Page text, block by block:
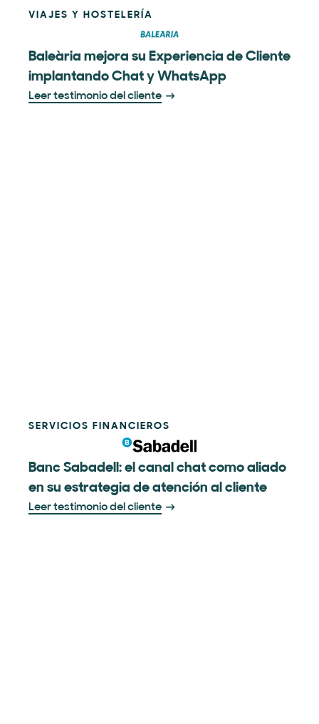
VIAJES Y HOSTELERÍA
Baleària mejora su Experiencia de Cliente
implantando Chat y WhatsApp
Leer testimonio del cliente
SERVICIOS FINANCIEROS
Banc Sabadell: el canal chat como aliado
en su estrategia de atención al cliente
Leer testimonio del cliente